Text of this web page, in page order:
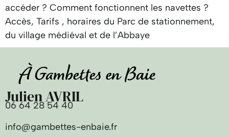
accéder ? Comment fonctionnent les navettes ?
Accès, Tarifs , horaires du Parc de stationnement,
du village médiéval et de l’Abbaye
Julien AVRIL
06 64 28 54 40
info@gambettes-enbaie.fr